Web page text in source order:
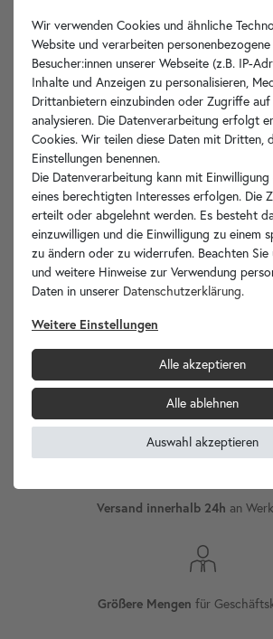
Artikelbeschreibung
Hersteller-Info
Ihre Vorteile
wohnfreuden.de -
Ihr Spezialist für Waschbecken
InternationalerVersand
Versand innerhalb 24h an
Größere Mengen für
Wir verwenden Cookies und ähnliche
Website und verarbeiten
Besucher:innen unserer Webseite (z.B. IP-
Inhalte und Anzeigen zu personalisieren,
Drittanbietern einzubinden oder Zugriffe auf
analysieren. Die Datenverarbeitung erfolgt
Cookies. Wir teilen diese Daten mit Dritten,
Einstellungen benennen.
Die Datenverarbeitung kann mit
eines berechtigten Interesses erfolgen. Die
erteilt oder abgelehnt werden. Es besteht
einzuwilligen und die Einwilligung zu einem
zu ändern oder zu widerrufen. Beachten Sie
und weitere Hinweise zur Verwendung
Daten in unserer Daten­schutz­erklärung.
Weitere Einstellungen
Alle akzeptieren
Alle ablehnen
Auswahl akzeptieren